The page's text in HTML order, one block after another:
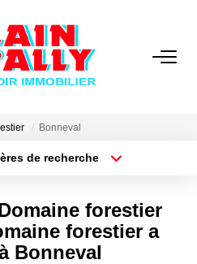
VENTES
Bonneval
de recherche
Surface min
forestier
forestier a
Bonneval